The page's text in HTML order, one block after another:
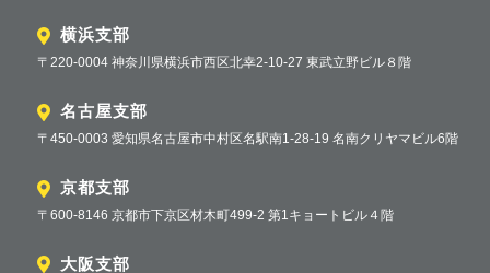
横浜支部
〒220-0004 神奈川県横浜市西区北幸2-10-27 東武立野ビル８階
名古屋支部
〒450-0003 愛知県名古屋市中村区名駅南1-28-19 名南クリヤマビル6階
京都支部
〒600-8146 京都市下京区材木町499-2 第1キョートビル４階
大阪支部